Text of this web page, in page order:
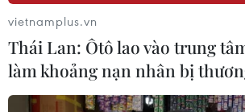
TIN CÙNG CHUYÊN MỤC
Thụy Sĩ khó đạt mục tiêu giảm phát
thải khí nhà kính vào năm 2030
vietnamplus.vn
Thái Lan: Ôtô lao vào trung
làm khoảng nạn nhân bị